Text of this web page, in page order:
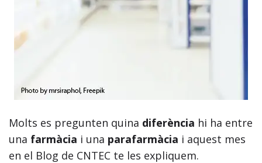
Molts es pregunten quina diferència hi ha entre
una farmàcia i una parafarmàcia i aquest mes
en el Blog de CNTEC te les expliquem.